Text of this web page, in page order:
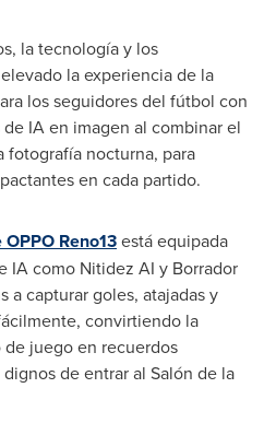
la tecnología y los
la experiencia de la
los seguidores del fútbol con
IA en imagen al combinar el
nocturna, para
en cada partido.
Reno13está equipada
IA como Nitidez AI y Borrador
a capturar goles, atajadas y
convirtiendo la
juego en recuerdos
de entrar al Salón de la